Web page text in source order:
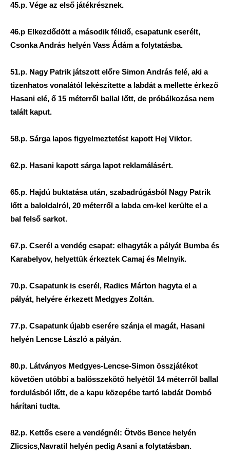
45.p. Vége az első játékrésznek.
46.p Elkezdődött a második félidő, csapatunk cserélt,
Csonka András helyén Vass Ádám a folytatásba.
51.p. Nagy Patrik játszott előre Simon András felé, aki a
tizenhatos vonalától lekészítette a labdát a mellette érkező
Hasani elé, ő 15 méterről ballal lőtt, de próbálkozása nem
talált kaput.
58.p. Sárga lapos figyelmeztetést kapott Hej Viktor.
62.p. Hasani kapott sárga lapot reklamálásért.
65.p. Hajdú buktatása után, szabadrúgásból Nagy Patrik
lőtt a baloldalról, 20 méterről a labda cm-kel kerülte el a
bal felső sarkot.
67.p. Cserél a vendég csapat: elhagyták a pályát Bumba és
Karabelyov, helyettük érkeztek Camaj és Melnyik.
70.p. Csapatunk is cserél, Radics Márton hagyta el a
pályát, helyére érkezett Medgyes Zoltán.
77.p. Csapatunk újabb cserére szánja el magát, Hasani
helyén Lencse László a pályán.
80.p. Látványos Medgyes-Lencse-Simon összjátékot
követően utóbbi a balösszekötő helyétől 14 méterről ballal
fordulásból lőtt, de a kapu közepébe tartó labdát Dombó
hárítani tudta.
82.p. Kettős csere a vendégnél: Ötvös Bence helyén
Zlicsics,Navratil helyén pedig Asani a folytatásban.